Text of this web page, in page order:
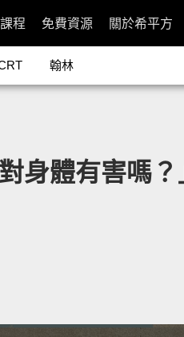
程 免費資源 關於希平方
翰林
身體有害嗎